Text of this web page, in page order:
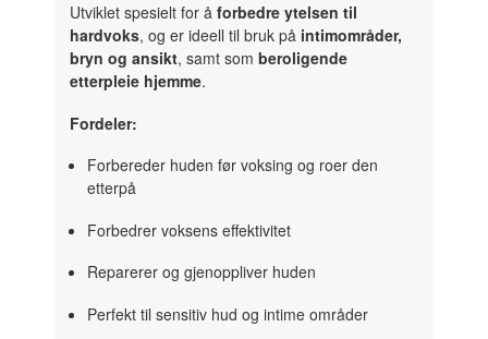
Utviklet spesielt for å forbedre ytelsen til
hardvoks, og er ideell til bruk på intimområder,
bryn og ansikt, samt som beroligende
etterpleie hjemme.
Fordeler:
Forbereder huden før voksing og roer den
etterpå
Forbedrer voksens effektivitet
Reparerer og gjenoppliver huden
Perfekt til sensitiv hud og intime områder